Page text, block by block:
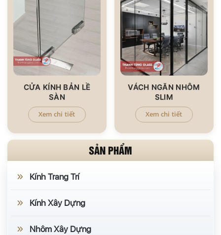
CỬA KÍNH BẢN LỀ
SÀN
Xem chi tiết
VÁCH NGĂN NHÔM
SLIM
Xem chi tiết
SẢN PHẨM
Kính Trang Trí
Kính Xây Dựng
Nhôm Xây Dựng